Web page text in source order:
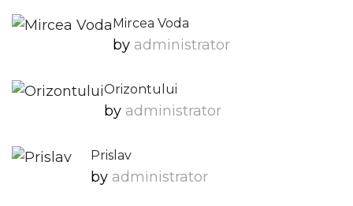
Mircea Voda
by Administrator
Orizontului
by Administrator
Prislav
by Administrator